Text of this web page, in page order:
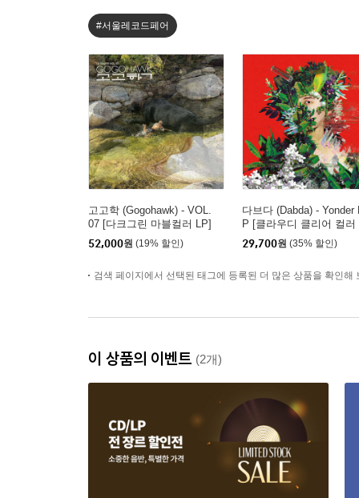
#서울레코드페어
고고학 (Gogohawk) - VOL.
07 [다크그린 마블컬러 LP]
52,000원 (19% 할인)
다브다 (Dabda) - Yonder
P [클라우디 클리어 컬러
P]
29,700원 (35% 할인)
검색 페이지에서 선택된 태그에 등록된 더 많은 상품을 확인해
이 상품의 이벤트 (2개)